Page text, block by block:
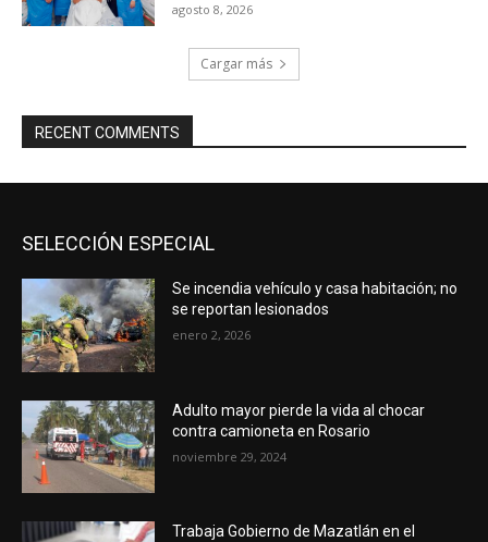
agosto 8, 2026
Cargar más
RECENT COMMENTS
SELECCIÓN ESPECIAL
Se incendia vehículo y casa habitación; no
se reportan lesionados
enero 2, 2026
Adulto mayor pierde la vida al chocar
contra camioneta en Rosario
noviembre 29, 2024
Trabaja Gobierno de Mazatlán en el